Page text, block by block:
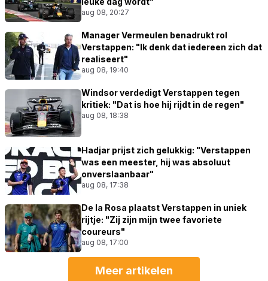
aug 08, 20:27
Manager Vermeulen benadrukt rol
Verstappen: "Ik denk dat iedereen zich dat
realiseert"
aug 08, 19:40
Windsor verdedigt Verstappen tegen
kritiek: "Dat is hoe hij rijdt in de regen"
aug 08, 18:38
Hadjar prijst zich gelukkig: "Verstappen
was een meester, hij was absoluut
onverslaanbaar"
aug 08, 17:38
De la Rosa plaatst Verstappen in uniek
rijtje: "Zij zijn mijn twee favoriete
coureurs"
aug 08, 17:00
Meer artikelen